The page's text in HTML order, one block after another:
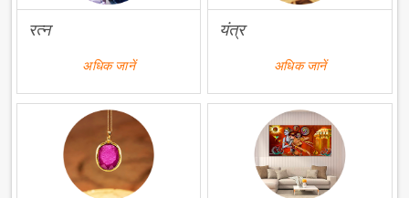
रत्न
अधिक जानें
यंत्र
अधिक जानें